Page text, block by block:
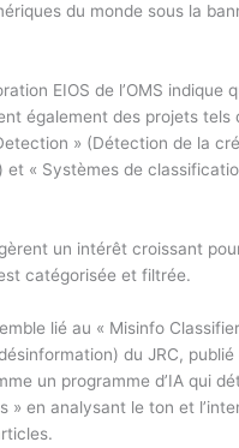
du monde sous la
EIOS de l’OMS indique
également des projets tels
» (Détection de la
et « Systèmes de
un intérêt croissant
catégorisée et filtrée.
lié au « Misinfo
du JRC,
un programme d’IA qui
» en analysant le ton et